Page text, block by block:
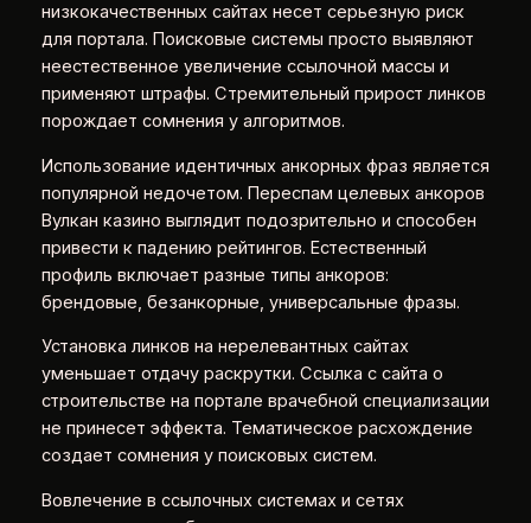
низкокачественных сайтах несет серьезную риск
для портала. Поисковые системы просто выявляют
неестественное увеличение ссылочной массы и
применяют штрафы. Стремительный прирост линков
порождает сомнения у алгоритмов.
Использование идентичных анкорных фраз является
популярной недочетом. Переспам целевых анкоров
Вулкан казино выглядит подозрительно и способен
привести к падению рейтингов. Естественный
профиль включает разные типы анкоров:
брендовые, безанкорные, универсальные фразы.
Установка линков на нерелевантных сайтах
уменьшает отдачу раскрутки. Ссылка с сайта о
строительстве на портале врачебной специализации
не принесет эффекта. Тематическое расхождение
создает сомнения у поисковых систем.
Вовлечение в ссылочных системах и сетях